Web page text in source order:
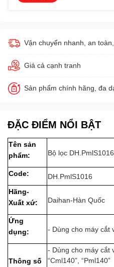
Vận chuyển nhanh, an
Giá cả cạnh tranh
Sản phẩm chính hãng, đa
ĐẶC ĐIỂM NỔI BẬT
Tên sản
phẩm:
Bộ lọc
Code: DH.PmlS1016
Hãng-
Xuất xứ:
Daihan-Hàn Quốc
Ứng
dụng:
- Dùng cho máy cắt
Thông số
- Dùng cho máy cắt
“Cml140”, “Pml140”